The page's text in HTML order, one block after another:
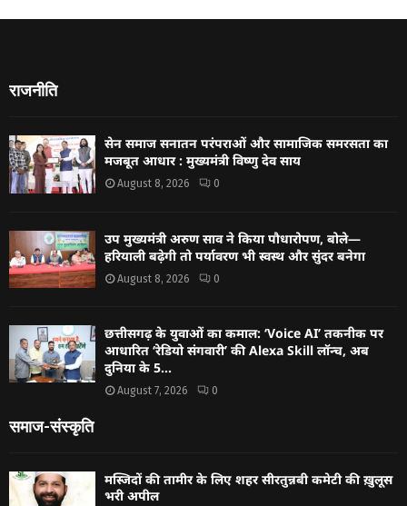
राजनीति
सेन समाज सनातन परंपराओं और सामाजिक समरसता का
मजबूत आधार : मुख्यमंत्री विष्णु देव साय
August 8, 2026 0
उप मुख्यमंत्री अरुण साव ने किया पौधारोपण, बोले—
हरियाली बढ़ेगी तो पर्यावरण भी स्वस्थ और सुंदर बनेगा
August 8, 2026 0
छत्तीसगढ़ के युवाओं का कमाल: ‘Voice AI’ तकनीक पर
आधारित ‘रेडियो संगवारी’ की Alexa Skill लॉन्च, अब
दुनिया के 5...
August 7, 2026 0
समाज-संस्कृति
मस्जिदों की तामीर के लिए शहर सीरतुन्नबी कमेटी की ख़ुलूस
भरी अपील